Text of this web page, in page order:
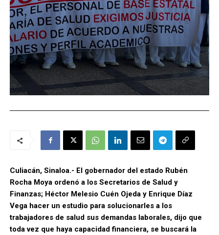
Culiacán, Sinaloa.- El gobernador del estado Rubén
Rocha Moya ordenó a los Secretarios de Salud y
Finanzas; Héctor Melesio Cuén Ojeda y Enrique Díaz
Vega hacer un estudio para solucionarles a los
trabajadores de salud sus demandas laborales, dijo que
toda vez que haya capacidad financiera, se buscará la